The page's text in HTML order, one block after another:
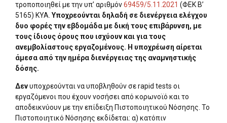
τροποποιηθεί με την υπ’ αριθμόν69459/5.11.2021 (ΦΕΚ Β’
5165) ΚΥΑ. Υποχρεούνται δηλαδή σε διενέργεια ελέγχου
δυο φορές την εβδομάδα με δική τους επιβάρυνση, με
τους ίδιους όρους που ισχύουν και για τους
ανεμβολίαστους εργαζομένους. Η υποχρέωση αίρεται
άμεσα από την ημέρα διενέργειας της αναμνηστικής
δόσης.
Δενυποχρεούνται να υποβληθούν σε rapid tests οι
εργαζόμενοι που έχουν νοσήσει από κορωνοϊό και το
αποδεικνύουν με την επίδειξη Πιστοποιητικού Νόσησης. Το
Πιστοποιητικό Νόσησης εκδίδεται: α) κατόπιν